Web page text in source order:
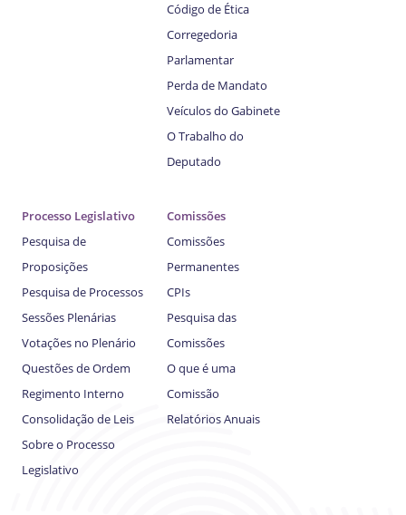
Código de Ética
Corregedoria
Parlamentar
Perda de Mandato
Veículos do Gabinete
O Trabalho do
Deputado
Processo Legislativo
Pesquisa de
Proposições
Pesquisa de Processos
Sessões Plenárias
Votações no Plenário
Questões de Ordem
Regimento Interno
Consolidação de Leis
Sobre o Processo
Legislativo
Comissões
Comissões
Permanentes
CPIs
Pesquisa das
Comissões
O que é uma
Comissão
Relatórios Anuais